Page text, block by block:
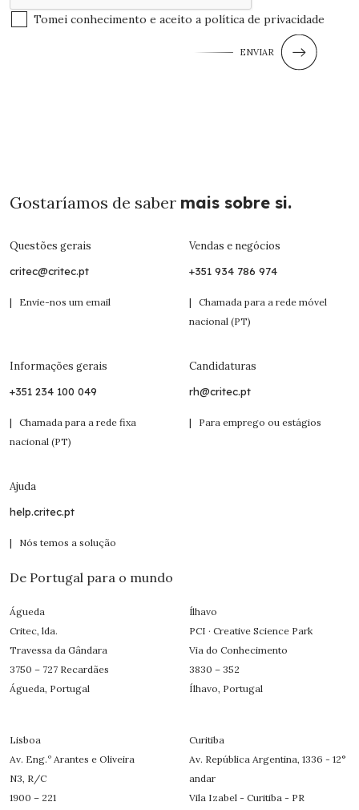
Tomei conhecimento e aceito a política de privacidade
ENVIAR
Gostaríamos de saber mais sobre si.
Questões gerais
critec@critec.pt
| Envie-nos um email
Vendas e negócios
+351 934 786 974
| Chamada para a rede móvel
nacional (PT)
Informações gerais
+351 234 100 049
| Chamada para a rede fixa
nacional (PT)
Candidaturas
rh@critec.pt
| Para emprego ou estágios
Ajuda
help.critec.pt
| Nós temos a solução
De Portugal para o mundo
Águeda
Critec, lda.
Travessa da Gândara
3750 – 727 Recardães
Águeda, Portugal
Ílhavo
PCI · Creative Science Park
Via do Conhecimento
3830 – 352
Ílhavo, Portugal
Lisboa
Av. Eng.º Arantes e Oliveira
N3, R/C
1900 – 221
Curitiba
Av. República Argentina, 1336 - 12°
andar
Vila Izabel - Curitiba - PR